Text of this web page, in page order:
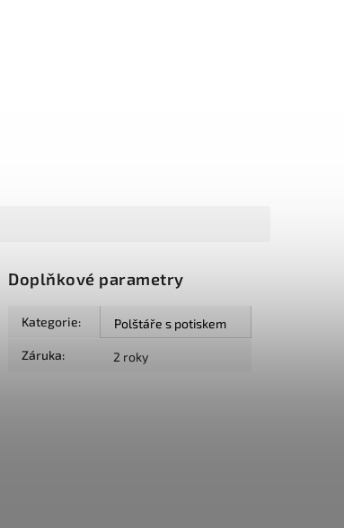
Doplňkové parametry
Kategorie: Polštáře s potiskem
Záruka: 2 roky